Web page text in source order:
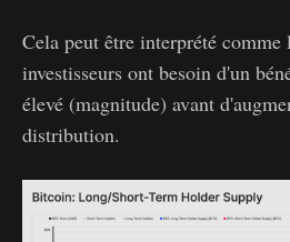
Cela peut être interprété
investisseurs ont besoin d'un
élevé (magnitude) avant
distribution.